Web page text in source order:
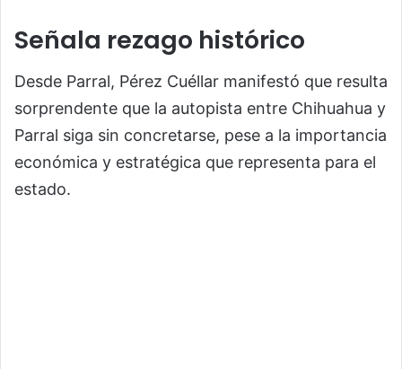
Señala rezago histórico
Desde Parral, Pérez Cuéllar manifestó que resulta
sorprendente que la autopista entre Chihuahua y
Parral siga sin concretarse, pese a la importancia
económica y estratégica que representa para el
estado.